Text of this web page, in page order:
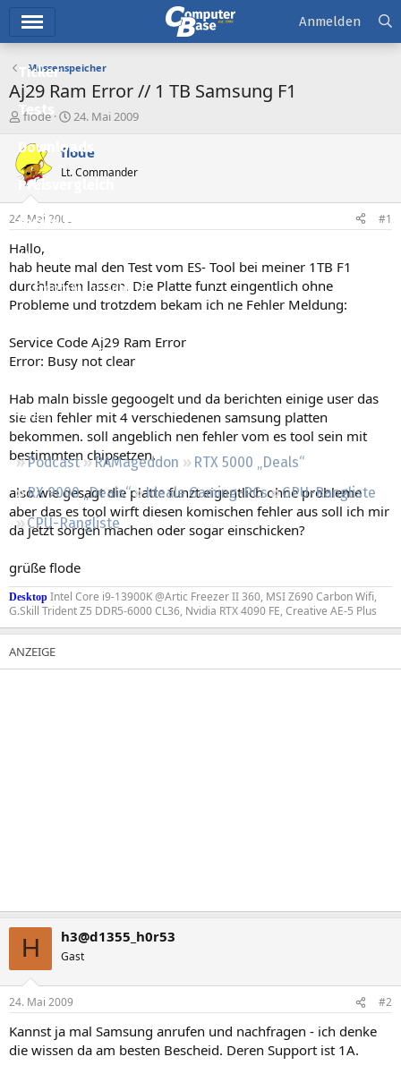
Ticker
Tests
Downloads
Preisvergleich
Forum
Aktuelles
Empfohlene Inhalte
Neueste Aktivitäten
Regeln
Podcast RAMageddon
RTX 5000 „Deals“
RX 9000 „Deals“
Ideale Gaming-PCs
GPU-Rangliste
CPU-Rangliste
Anmelden
Massenspeicher
Aj29 Ram Error // 1 TB Samsung F1
E
s
t
e
e
r
flode
E
s
e
t
24. Mai 2009
flode
Lt. Commander
24. Mai 2009 #1
Hallo,
hab heute mal den Test vom ES- Tool bei meiner 1TB F1
durchlaufen lassen. Die Platte funzt eingentlich ohne
Probleme und trotzdem bekam ich ne Fehler Meldung:
Service Code Aj29 Ram Error
Error: Busy not clear
Hab maln bissle gegoogelt und da berichten einige user das
sie den fehler mit 4 verschiedenen samsung platten
bekommen. soll angeblich nen fehler vom es tool sein mit
bestimmten chipsetzen.
also wie gesagt die platte funzt eigentlich ohne probleme
aber das es tool wirft diesen komischen fehler aus soll ich mir
da jetzt sorgen machen oder sogar einschicken?
grüße flode
Desktop Intel Core i9-13900K @Artic Freezer II 360, MSI Z690 Carbon Wifi,
G.Skill Trident Z5 DDR5-6000 CL36, Nvidia RTX 4090 FE, Creative AE-5 Plus
H h3@d1355_h0r53
Gast
24. Mai 2009 #2
Kannst ja mal Samsung anrufen und nachfragen - ich denke
die wissen da am besten Bescheid. Deren Support ist 1A.